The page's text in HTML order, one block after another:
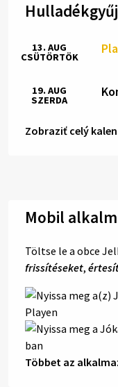
13. AUG
CSÜTÖRTÖK
19. AUG
SZERDA
Zobraziť celý
Mobil
Töltse le a obce
frissítéseket,
Többet az